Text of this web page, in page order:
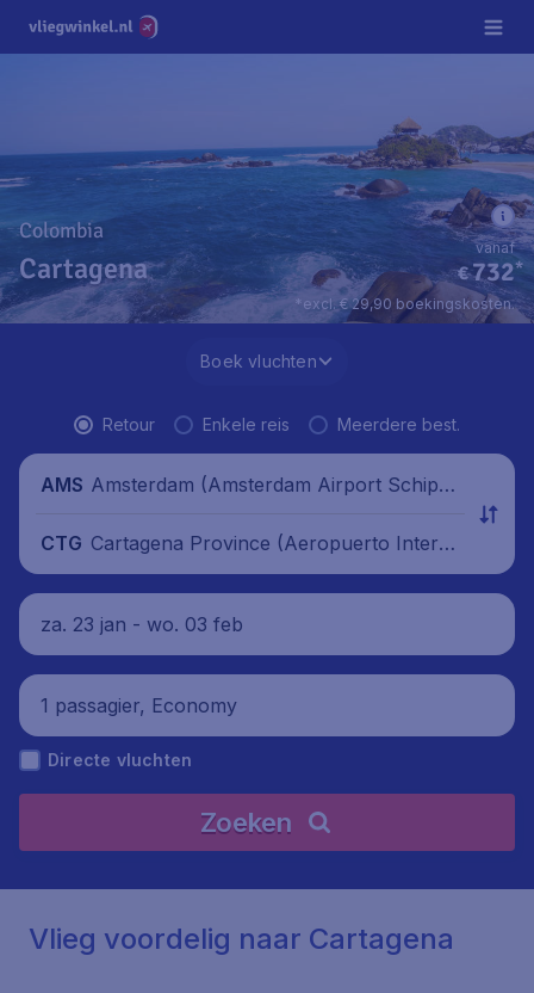
Colombia
Cartagena €732*
vanaf
*excl. € 29,90 boekingskosten.
Boek vluchten
Retour Enkele reis Meerdere best.
AMS Amsterdam (Amsterdam Airport Schipho
CTG Cartagena Province (Aeropuerto Interna
cional Rafael Núñez), Colombia
za. 23 jan - wo. 03 feb
1 passagier, Economy
Directe vluchten
Zoeken
Vlieg voordelig naar Cartagena